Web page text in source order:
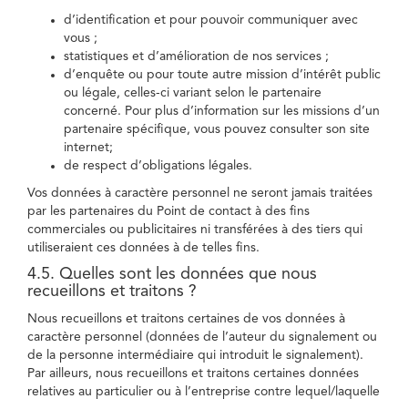
d’identification et pour pouvoir communiquer avec
vous ;
statistiques et d’amélioration de nos services ;
d’enquête ou pour toute autre mission d’intérêt public
ou légale, celles-ci variant selon le partenaire
concerné. Pour plus d’information sur les missions d’un
partenaire spécifique, vous pouvez consulter son site
internet;
de respect d’obligations légales.
Vos données à caractère personnel ne seront jamais traitées
par les partenaires du Point de contact à des fins
commerciales ou publicitaires ni transférées à des tiers qui
utiliseraient ces données à de telles fins.
4.5. Quelles sont les données que nous
recueillons et traitons ?
Nous recueillons et traitons certaines de vos données à
caractère personnel (données de l’auteur du signalement ou
de la personne intermédiaire qui introduit le signalement).
Par ailleurs, nous recueillons et traitons certaines données
relatives au particulier ou à l’entreprise contre lequel/laquelle